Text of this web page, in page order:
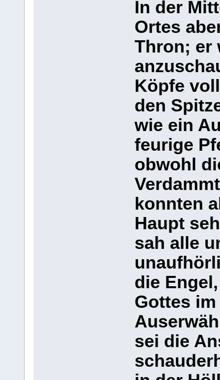
In der
Ortes
Thron; er
Köpfe
den
wie ein
feurige
obwohl
konnten
Haupt
sah alle
die
Gottes
sei die